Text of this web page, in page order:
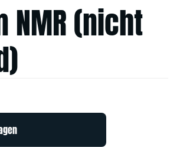
NMR (nicht